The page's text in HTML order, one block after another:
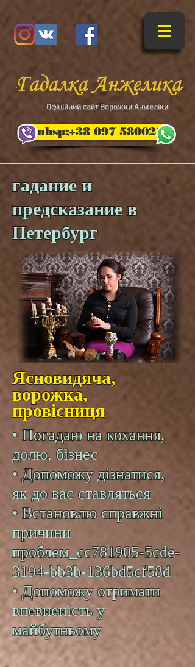
&nbsp;+38 097 5800235
​Офіційний сайт Ворожки Анжеліки
гадание и
предсказание в
Петербург
Ясновидяча,
ворожка,
провісниця
• Погадаю на кохання,
долю, бізнес
• Допоможу дізнатися,
як до вас ставляться
• Встановлю справжні
причини
проблем_cc781905-5cde-
3194-bb3b-136bd5cf58d
• Допоможу отримати
впевненість у
майбутньому